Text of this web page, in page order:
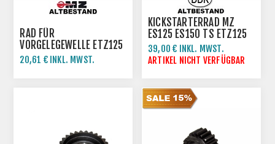
RAD FÜR
VORGELEGEWELLE ETZ125
ETZ150
20,61 € INKL. MWST.
KICKSTARTERRAD MZ
ES125 ES150 TS ETZ125
ETZ150150
39,00 € INKL. MWST.
ARTIKEL NICHT VERFÜGBAR